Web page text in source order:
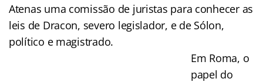
Atenas uma comissão de juristas para conhecer as
leis de Dracon, severo legislador, e de Sólon,
político e magistrado.
Em Roma, o
papel do